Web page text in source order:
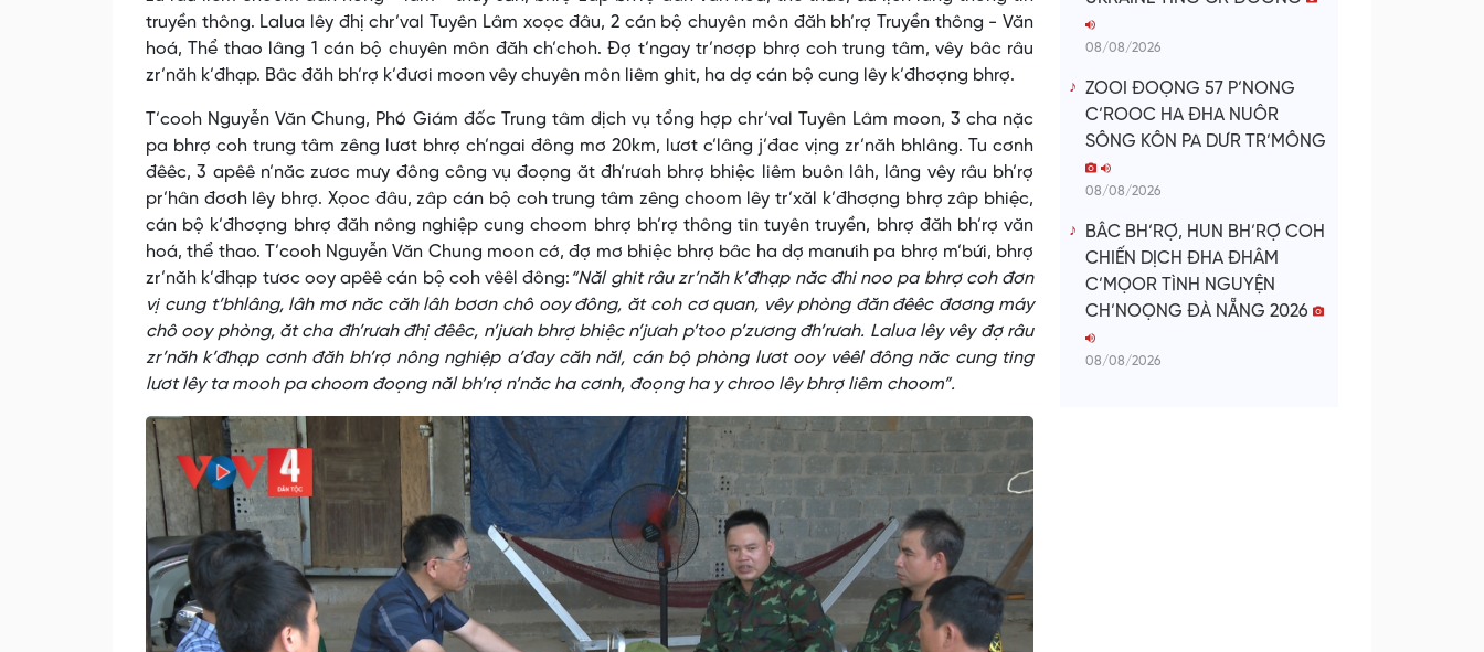
truyền thông. Lalua lêy đhị chr’val Tuyên Lâm xoọc đâu, 2 cán bộ chuyên môn đăh bh’rợ Truyền thông - Văn
hoá, Thể thao lâng 1 cán bộ chuyên môn đăh ch’choh. Đợ t’ngay tr’nơợp bhrợ coh trung tâm, vêy bâc râu
zr’năh k’đhạp. Bâc đăh bh’rợ k’đươi moon vêy chuyên môn liêm ghit, ha dợ cán bộ cung lêy k’đhơợng bhrợ.
T’cooh Nguyễn Văn Chung, Phó Giám đốc Trung tâm dịch vụ tổng hợp chr’val Tuyên Lâm moon, 3 cha nặc
pa bhrợ coh trung tâm zêng lươt bhrợ ch’ngai đông mơ 20km, lươt c’lâng j’đac vịng zr’năh bhlâng. Tu cơnh
đêêc, 3 apêê n’năc zươc mưy đông công vụ đoọng ăt đh’rưah bhrợ bhiệc liêm buôn lâh, lâng vêy râu bh’rợ
pr’hân đơơh lêy bhrợ. Xọoc đâu, zâp cán bộ coh trung tâm zêng choom lêy tr’xăl k’đhơợng bhrợ zâp bhiệc,
cán bộ k’đhơợng bhrợ đăh nông nghiệp cung choom bhrợ bh’rợ thông tin tuyên truyền, bhrợ đăh bh’rợ văn
hoá, thể thao. T’cooh Nguyễn Văn Chung moon cớ, đợ mơ bhiệc bhrợ bâc ha dợ manưih pa bhrợ m’bứi, bhrợ
zr’năh k’đhạp tươc ooy apêê cán bộ coh vêêl đông: “Năl ghit râu zr’năh k’đhạp năc đhi noo pa bhrợ coh đơn
vị cung t’bhlâng, lâh mơ năc căh lâh bơơn chô ooy đông, ăt coh cơ quan, vêy phòng đăn đêêc đơơng máy
chô ooy phòng, ăt cha đh’rưah đhị đêêc, n’jưah bhrợ bhiệc n’jưah p’too p’zương đh’rưah. Lalua lêy vêy đợ râu
zr’năh k’đhạp cơnh đăh bh’rợ nông nghiệp a’đay căh năl, cán bộ phòng lươt ooy vêêl đông năc cung ting
lươt lêy ta mooh pa choom đoọng năl bh’rợ n’năc ha cơnh, đoọng ha y chroo lêy bhrợ liêm choom”.
08/08/2026
ZOOI ĐOỌNG 57 P’NONG
C’ROOC HA ĐHA NUÔR
SÔNG KÔN PA DƯR TR’MÔNG
08/08/2026
BÂC BH’RỢ, HUN BH’RỢ COH
CHIẾN DỊCH ĐHA ĐHÂM
C’MỌOR TÌNH NGUYỆN
CH’NOỌNG ĐÀ NẴNG 2026
08/08/2026